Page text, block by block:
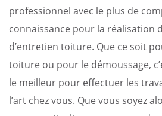
professionnel avec le plus de
connaissance pour la réalisation
d’entretien toiture. Que ce soit
toiture ou pour le démoussage,
le meilleur pour effectuer les
l’art chez vous. Que vous soyez